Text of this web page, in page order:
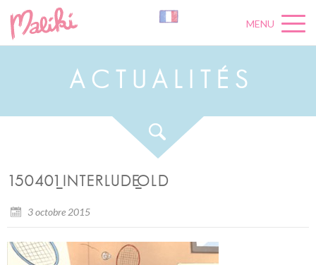
MENU
A C U A L É S
150401_INTERLUDE_OLD
3 octobre 2015